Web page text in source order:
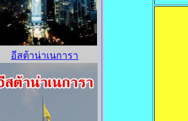
อีสต้าน่าเนการา